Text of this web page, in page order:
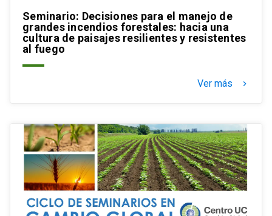
Seminario: Decisiones para el manejo de
grandes incendios forestales: hacia una
cultura de paisajes resilientes y resistentes
al fuego
Ver más keyboard_arrow_right